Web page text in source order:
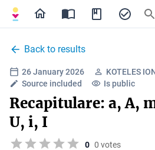
Back to results
26 January 2026
KOTELES
Source included
Is public
Recapitulare: a, A,
U, i, I
0 0 votes